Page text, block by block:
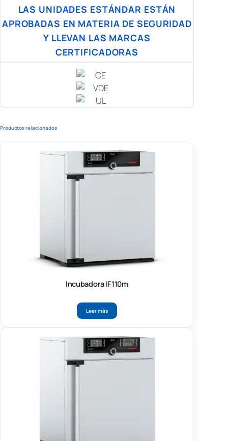
LAS UNIDADES ESTÁNDAR ESTÁN
APROBADAS EN MATERIA DE SEGURIDAD
Y LLEVAN LAS MARCAS
CERTIFICADORAS
Productos relacionados
Incubadora IF110m
Leer más